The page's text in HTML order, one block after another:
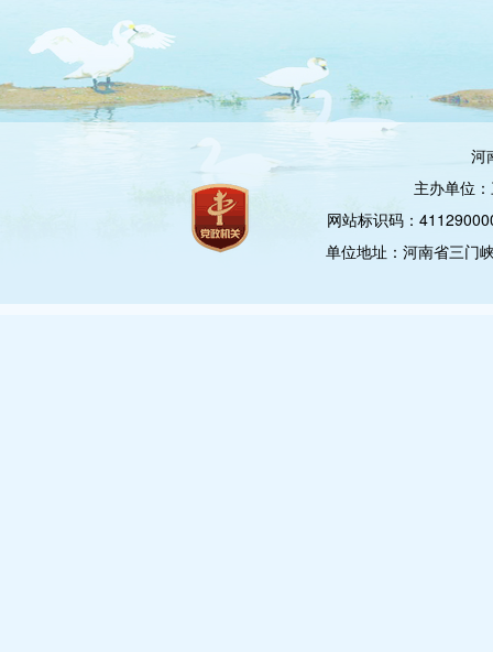
河
主办单位
网站标识码：
单位地址：河南省三